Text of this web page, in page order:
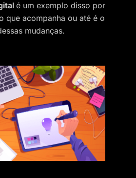
é um exemplo disso por
que acompanha ou até é o
mudanças.